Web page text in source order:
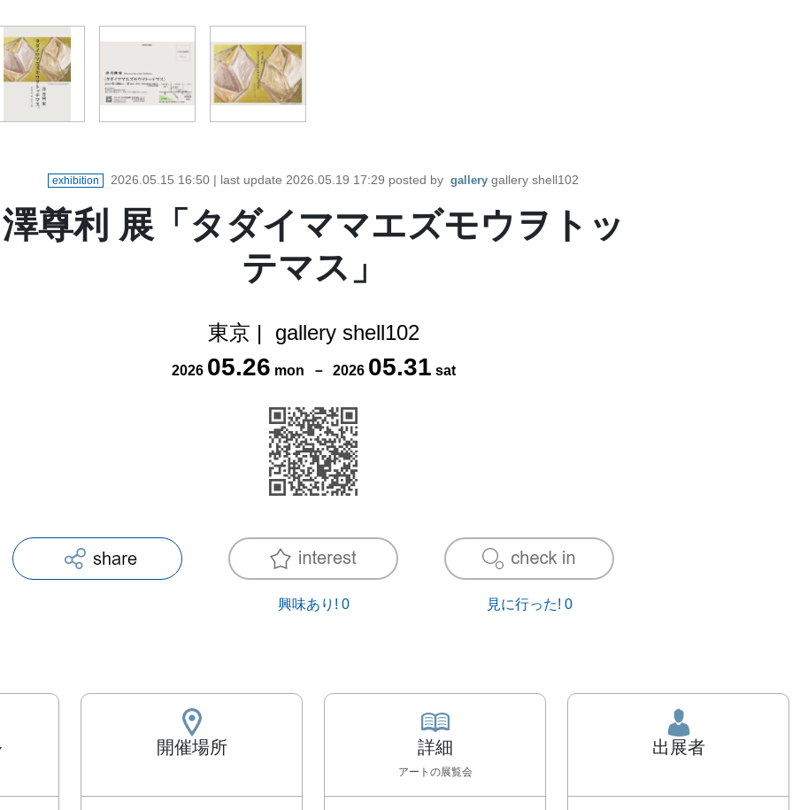
exhibition 2026.05.15 16:50 | last update 2026.05.19 17:29 posted by gallery gallery shell102
澤尊利 展「タダイママエズモウヲトッ
テマス」
東京 | gallery shell102
2026 05.26 mon － 2026 05.31 sat
興味あり! 0 見に行った! 0
開催場所 詳細
アート の展覧会
出展者